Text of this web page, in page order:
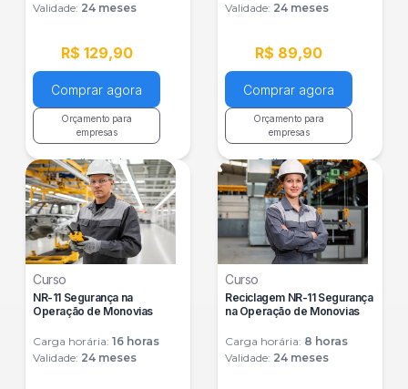
Validade: 24 meses
R$ 129,90
Comprar agora
Orçamento para
empresas
Saiba mais
Validade: 24 meses
R$ 89,90
Comprar agora
Orçamento para
empresas
Saiba mais
Curso
NR-11 Segurança na
Operação de Monovias
Carga horária: 16 horas
Validade: 24 meses
Curso
Reciclagem NR-11 Segurança
na Operação de Monovias
Carga horária: 8 horas
Validade: 24 meses